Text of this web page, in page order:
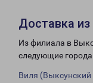
Доставка
Из филиала в
следующие города:
Виля (Выксунский